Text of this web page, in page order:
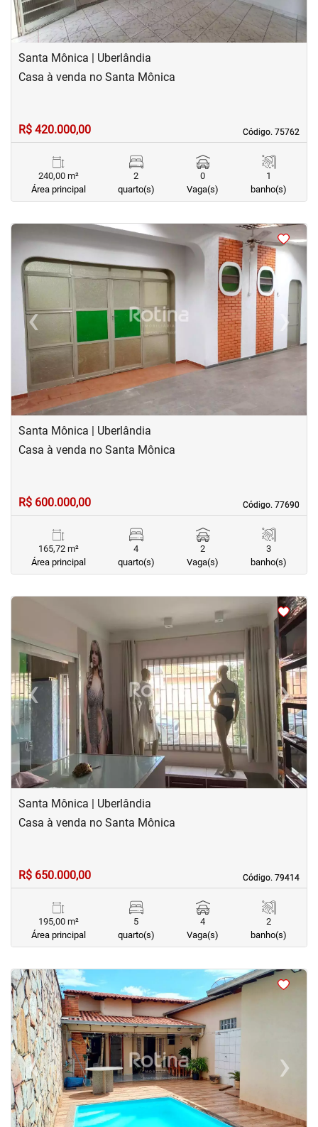
Santa Mônica | Uberlândia
Código. 75762
Código. 75762
Casa à venda no Santa Mônica
R$ 420.000,00
240,00 m²
Área principal
2
quarto(s)
0
Vaga(s)
1
banho(s)
<
‹Previous ›
Next
Santa Mônica | Uberlândia
Código. 77690
Código. 77690
Casa à venda no Santa Mônica
R$ 600.000,00
165,72 m²
Área principal
4
quarto(s)
2
Vaga(s)
3
banho(s)
<
‹Previous ›Next
Santa Mônica | Uberlândia
Código. 79414
Código. 79414
Casa à venda no Santa Mônica
R$ 650.000,00
195,00 m²
Área principal
5
quarto(s)
4
Vaga(s)
2
banho(s)
<<<<
‹Previous ›Next